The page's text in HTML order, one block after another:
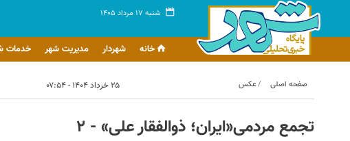
شنبه ۱۷ مرداد ۱۴۰۵
خانه شهردار مدیریت شهر خدمات
صفحه اصلی عکس ۲۵ خرداد ۱۴۰۴ - ۰۷:۵۴
تجمع مردمی«ایران؛ ذوالفقار علی» - ۲